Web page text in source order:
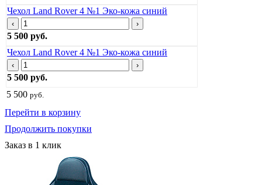
Чехол Land Rover 4 №1 Эко-кожа синий
‹ ›
5 500 руб.
Чехол Land Rover 4 №1 Эко-кожа синий
‹ ›
5 500 руб.
5 500 руб.
Перейти в корзину
Продолжить покупки
Заказ в 1 клик